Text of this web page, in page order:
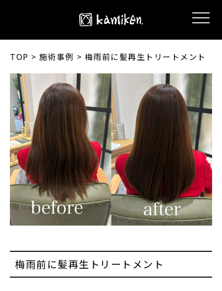
TOP > 施術事例 > 梅雨前に髪再生トリートメント
梅雨前に髪再生トリートメント